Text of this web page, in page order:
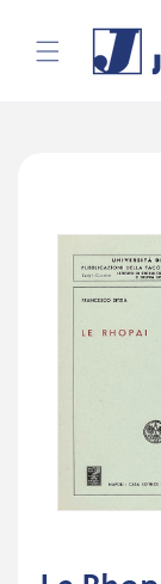
direttamente
ai contenuti
sul prodotto